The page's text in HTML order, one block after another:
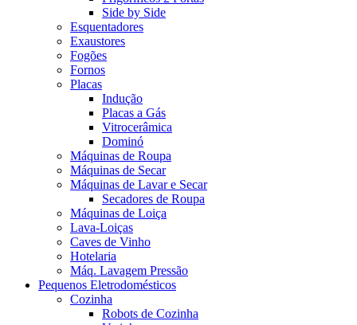
Side by Side
Esquentadores
Exaustores
Fogões
Fornos
Placas
Indução
Placas a Gás
Vitrocerâmica
Dominó
Máquinas de Roupa
Máquinas de Secar
Máquinas de Lavar e Secar
Secadores de Roupa
Máquinas de Loiça
Lava-Loiças
Caves de Vinho
Hotelaria
Máq. Lavagem Pressão
Pequenos Eletrodomésticos
Cozinha
Robots de Cozinha